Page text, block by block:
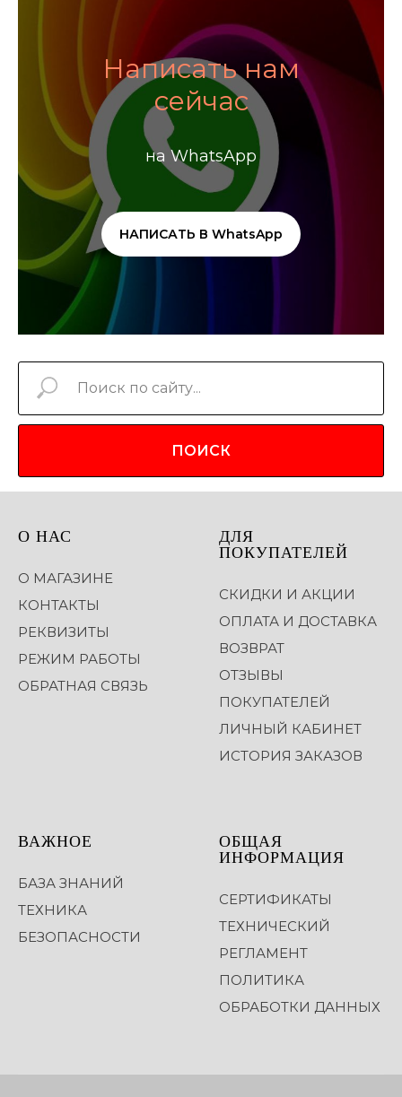
Написать нам
сейчас
на WhatsApp
НАПИСАТЬ В WhatsApp
ПОИСК
О НАС
О МАГАЗИНЕ
КОНТАКТЫ
РЕКВИЗИТЫ
РЕЖИМ РАБОТЫ
ОБРАТНАЯ СВЯЗЬ
ДЛЯ
ПОКУПАТЕЛЕЙ
СКИДКИ И АКЦИИ
ОПЛАТА И ДОСТАВКА
ВОЗВРАТ
ОТЗЫВЫ
ПОКУПАТЕЛЕЙ
ЛИЧНЫЙ КАБИНЕТ
ИСТОРИЯ ЗАКАЗОВ
ВАЖНОЕ
БАЗА ЗНАНИЙ
ТЕХНИКА
БЕЗОПАСНОСТИ
ОБЩАЯ
ИНФОРМАЦИЯ
СЕРТИФИКАТЫ
ТЕХНИЧЕСКИЙ
РЕГЛАМЕНТ
ПОЛИТИКА
ОБРАБОТКИ ДАННЫХ